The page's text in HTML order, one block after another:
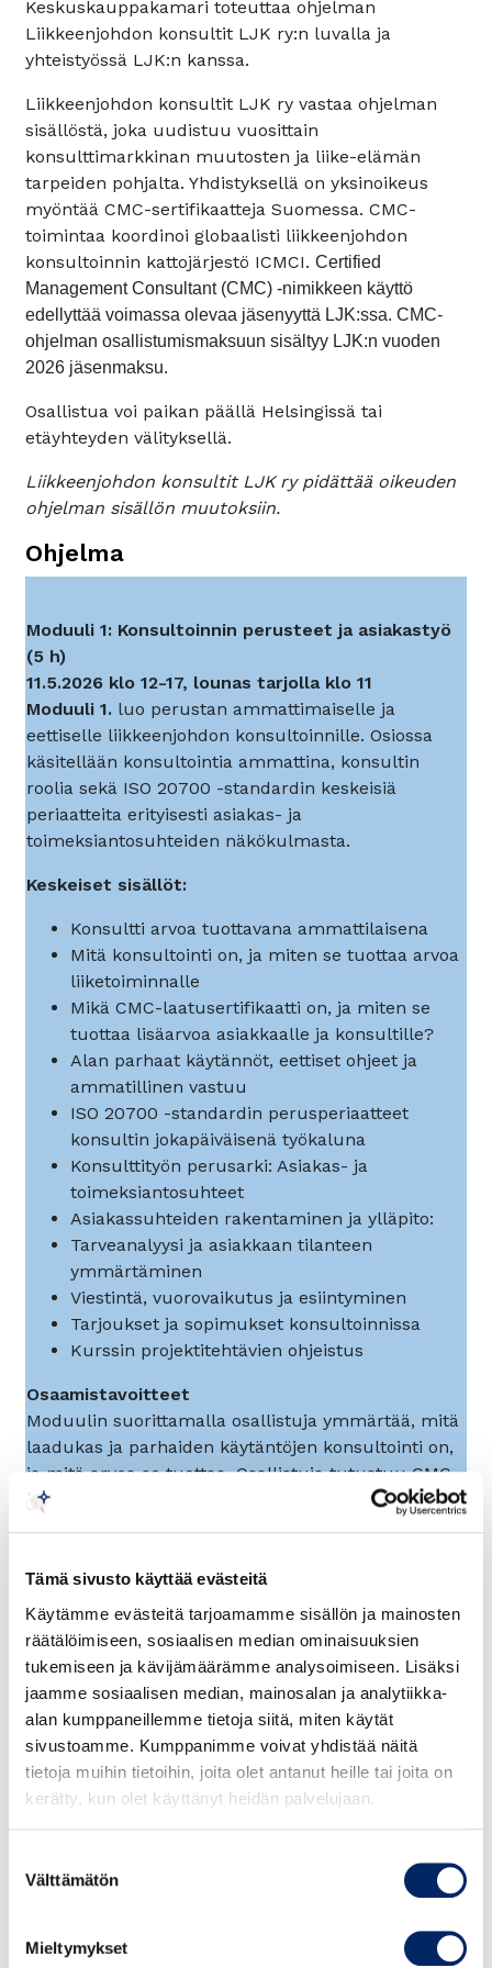
Tämä sivusto käyttää evästeitä
Käytämme evästeitä tarjoamamme sisällön ja mainosten
räätälöimiseen, sosiaalisen median ominaisuuksien
tukemiseen ja kävijämäärämme analysoimiseen. Lisäksi
jaamme sosiaalisen median, mainosalan ja analytiikka-
alan kumppaneillemme tietoja siitä, miten käytät
sivustoamme. Kumppanimme voivat yhdistää näitä
tietoja muihin tietoihin, joita olet antanut heille tai joita on
kerätty, kun olet käyttänyt heidän palvelujaan.
valinta
Välttämätön
Mieltymykset
Keskuskauppakamari toteuttaa ohjelman
Liikkeenjohdon konsultit LJK ry:n luvalla ja
yhteistyössä LJK:n kanssa.
Liikkeenjohdon konsultit LJK ry vastaa ohjelman
sisällöstä, joka uudistuu vuosittain
konsulttimarkkinan muutosten ja liike-elämän
tarpeiden pohjalta. Yhdistyksellä on yksinoikeus
myöntää CMC-sertifikaatteja Suomessa. CMC-
toimintaa koordinoi globaalisti liikkeenjohdon
konsultoinnin kattojärjestö ICMCI. Certified
Management Consultant (CMC) -nimikkeen käyttö
edellyttää voimassa olevaa jäsenyyttä LJK:ssa. CMC-
ohjelman osallistumismaksuun sisältyy LJK:n vuoden
2026 jäsenmaksu.
Osallistua voi paikan päällä Helsingissä tai
etäyhteyden välityksellä.
Liikkeenjohdon konsultit LJK ry pidättää oikeuden
ohjelman sisällön muutoksiin.
Ohjelma
Moduuli 1: Konsultoinnin perusteet ja asiakastyö
(5 h)
11.5.2026 klo 12-17, lounas tarjolla klo 11
Moduuli 1. luo perustan ammattimaiselle ja
eettiselle liikkeenjohdon konsultoinnille. Osiossa
käsitellään konsultointia ammattina, konsultin
roolia sekä ISO 20700 -standardin keskeisiä
periaatteita erityisesti asiakas- ja
toimeksiantosuhteiden näkökulmasta.
Keskeiset sisällöt:
Konsultti arvoa tuottavana ammattilaisena
Mitä konsultointi on, ja miten se tuottaa arvoa
liiketoiminnalle
Mikä CMC-laatusertifikaatti on, ja miten se
tuottaa lisäarvoa asiakkaalle ja konsultille?
Alan parhaat käytännöt, eettiset ohjeet ja
ammatillinen vastuu
ISO 20700 -standardin perusperiaatteet
konsultin jokapäiväisenä työkaluna
Konsulttityön perusarki: Asiakas- ja
toimeksiantosuhteet
Asiakassuhteiden rakentaminen ja ylläpito:
Tarveanalyysi ja asiakkaan tilanteen
ymmärtäminen
Viestintä, vuorovaikutus ja esiintyminen
Tarjoukset ja sopimukset konsultoinnissa
Kurssin projektitehtävien ohjeistus
Osaamistavoitteet
Moduulin suorittamalla osallistuja ymmärtää, mitä
laadukas ja parhaiden käytäntöjen konsultointi on,
ja mitä arvoa se tuottaa. Osallistuja tutustuu CMC-
sertifioinnin edellyttämiin ammatillisiin ja eettisiin
toimeksiantosuhteissa. Lisäksi osallistuja
ymmärtää viestinnän ja vuorovaikutusosaamisen
tärkeyden konsultoinnissa.
Puhumassa mm.
Jerry Härkönen, IP Advisor, EU Trademark and
Design Attorney @ Boco IP Oy Ab
Nina Pinjola, CEO and founder @ Mediafocus Oy
Jukka Salo, CEO @ REACHLaw Ltd
Oskar Westerlund, CMC, KTM, LJK ry:n sertifiointi
projektinhallinta (5 h)